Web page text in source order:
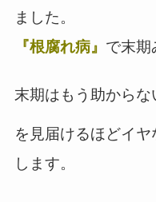
ました。
『根腐れ病』 で末期
末期はもう助から
を見届けるほどイ
します。